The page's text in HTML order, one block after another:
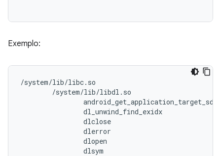
Exemplo:
/system/lib/libc.so
        /system/lib/libdl.so
                dl_unwind_find_exidx
                dlclose
                dlerror
                dlopen
                dlsym